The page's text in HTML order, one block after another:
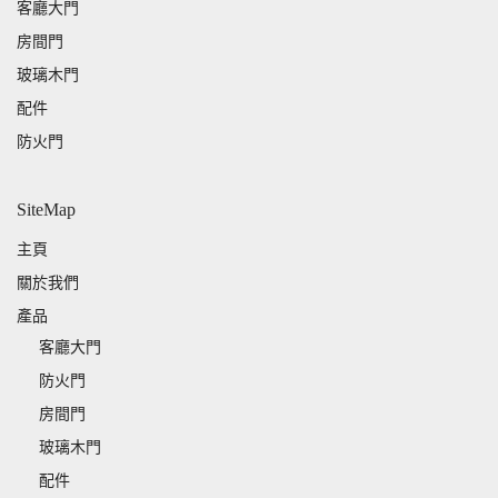
客廳大門
房間門
玻璃木門
配件
防火門
SiteMap
主頁
關於我們
產品
客廳大門
防火門
房間門
玻璃木門
配件